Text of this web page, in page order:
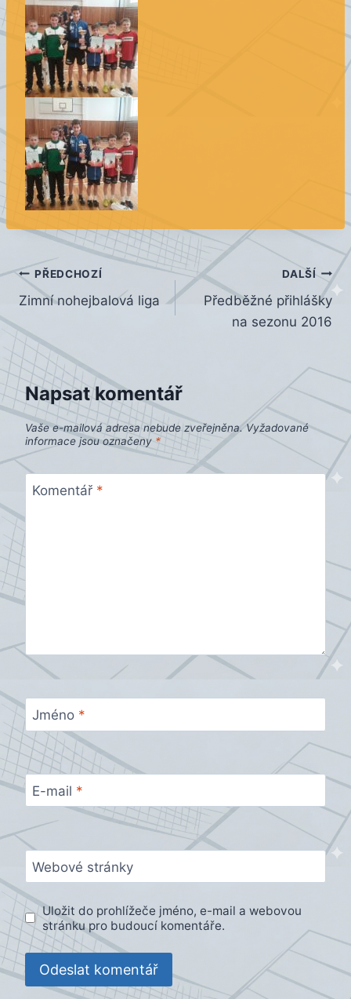
Navigace
pro
příspěvek
PŘEDCHOZÍ
Zimní nohejbalová liga
DALŠÍ
Předběžné přihlášky
na sezonu 2016
Napsat komentář
Vaše e-mailová adresa nebude zveřejněna. Vyžadované
informace jsou označeny *
Komentář *
Jméno *
E-mail *
Webové stránky
Uložit do prohlížeče jméno, e-mail a webovou
stránku pro budoucí komentáře.